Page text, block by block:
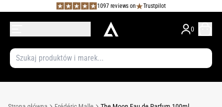
1097 reviews on Trustpilot
0